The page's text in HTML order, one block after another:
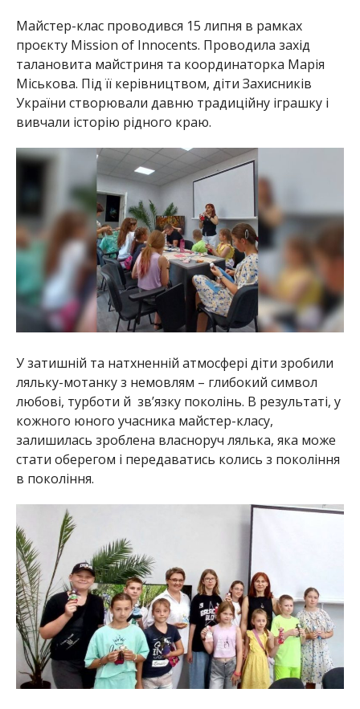
Майстер-клас проводився 15 липня в рамках
проєкту Mission of Innocents. Проводила захід
талановита майстриня та координаторка Марія
Міськова. Під її керівництвом, діти Захисників
України створювали давню традиційну іграшку і
вивчали історію рідного краю.
У затишній та натхненній атмосфері діти зробили
ляльку-мотанку з немовлям – глибокий символ
любові, турботи й зв’язку поколінь. В результаті, у
кожного юного учасника майстер-класу,
залишилась зроблена власноруч лялька, яка може
стати оберегом і передаватись колись з покоління
в покоління.